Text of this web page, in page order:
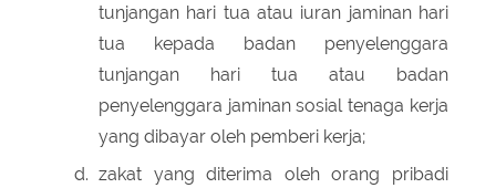
tunjangan hari tua atau iuran jaminan hari
tua kepada badan penyelenggara
tunjangan hari tua atau badan
penyelenggara jaminan sosial tenaga kerja
yang dibayar oleh pemberi kerja;
d. zakat yang diterima oleh orang pribadi